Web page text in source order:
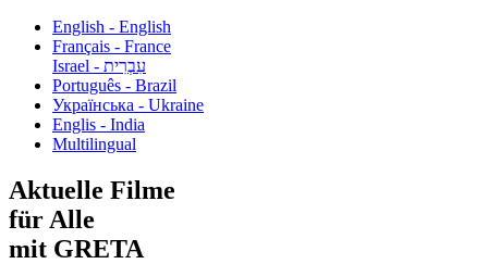
English - English
Français - France
עִבְרִית - Israel
Português - Brazil
Українська - Ukraine
Englis - India
Multilingual
Aktuelle Filme
für Alle
mit GRETA